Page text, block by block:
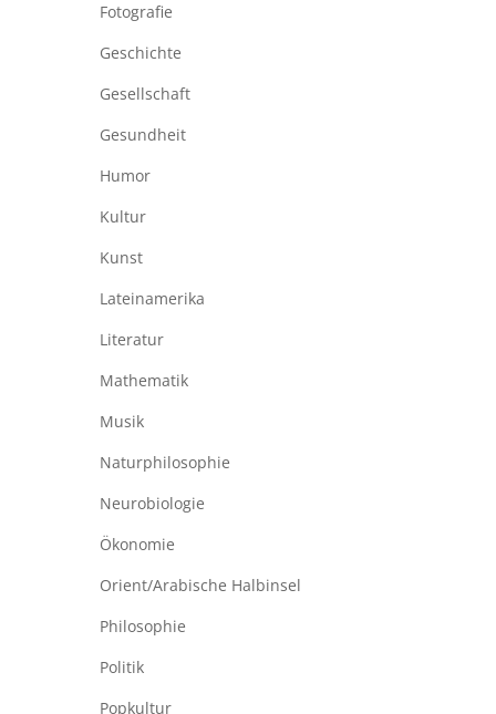
Fotografie
Geschichte
Gesellschaft
Gesundheit
Humor
Kultur
Kunst
Lateinamerika
Literatur
Mathematik
Musik
Naturphilosophie
Neurobiologie
Ökonomie
Orient/Arabische Halbinsel
Philosophie
Politik
Popkultur